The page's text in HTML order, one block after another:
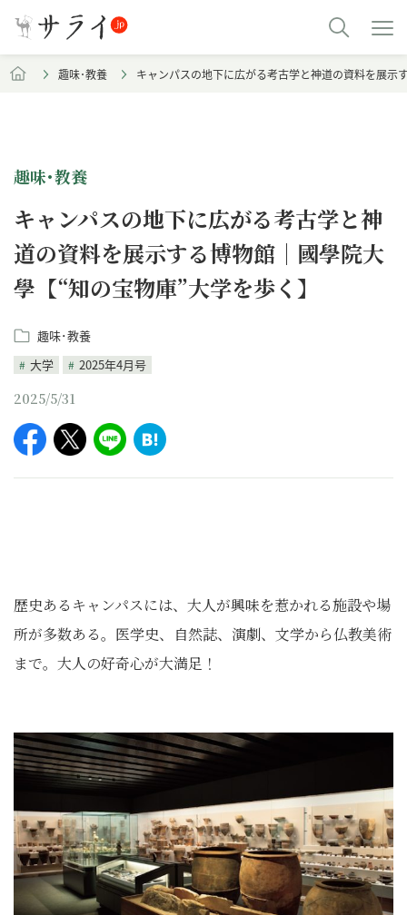
趣味･教養 キャンパスの地下に広がる考古学と神道の資料を展示
趣味･教養
キャンパスの地下に広がる考古学と神
道の資料を展示する博物館｜國學院大
學【“知の宝物庫”大学を歩く】
趣味･教養
大学
2025年4月号
2025/5/31
歴史あるキャンパスには、大人が興味を惹かれる施設や場
所が多数ある。医学史、自然誌、演劇、文学から仏教美術
まで。大人の好奇心が大満足！